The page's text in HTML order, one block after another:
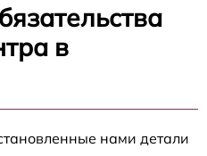
в
нами детали